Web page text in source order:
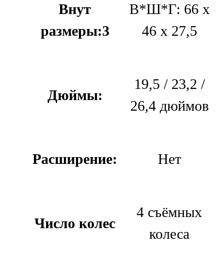
Внут
размеры:3
В*Ш*Г: 66 х
46 х 27,5
Дюймы:
19,5 / 23,2 /
26,4 дюймов
Расширение: Нет
Число колес
4 съёмных
колеса